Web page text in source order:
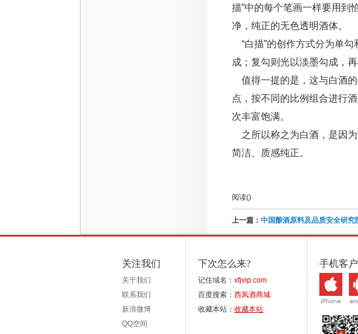
描”中的每个笔画一样要用到
净，纯正的无色透明酒体。
“白描”的创作方式分为单
成；复勾则光以淡墨勾成，
值得一提的是，这与白酒
点，按不同的比例组合进行
次丰富饱满。
之所以称之为白酒，是因为
简洁、质感纯正。
阅读()
上一篇： 中国酿酒原料及品质安全研
关注我们
关于我们
联系我们
新浪微博
QQ空间
下次怎么来?
记住域名： xfjvip.com
百度搜索： 西凤酒商城
收藏本站： 收藏本站
手机客